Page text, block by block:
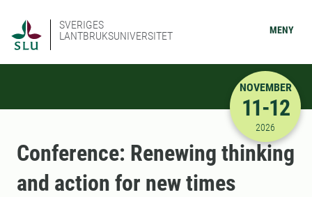
SVERIGES
LANTBRUKSUNIVERSITET
MENY
2026-11-
NOVEMBER
11-12
2026
Conference: Renewing thinking
and action for new times